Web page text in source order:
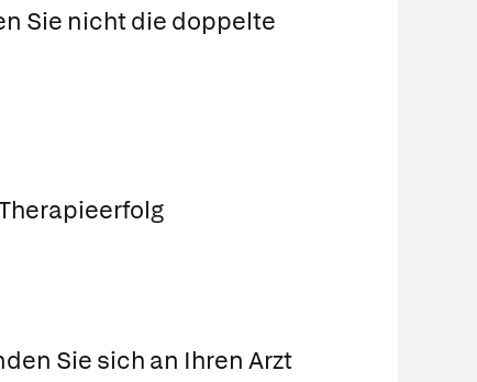
Sie nicht die doppelte
Sie sich an Ihren Arzt